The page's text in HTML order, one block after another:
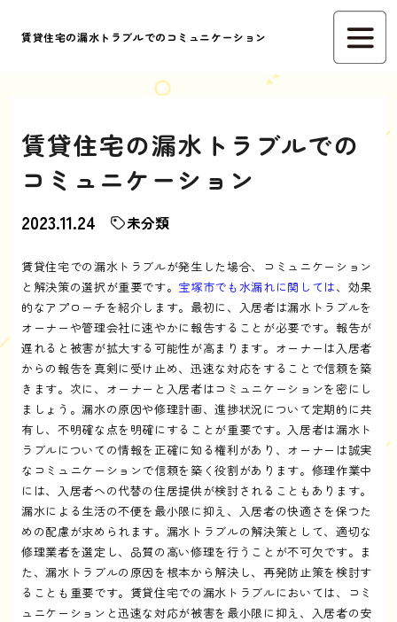
賃貸住宅の漏水トラブルでのコミュニケーション
賃貸住宅の漏水トラブルでの
コミュニケーション
2023.11.24 未分類
賃貸住宅での漏水トラブルが発生した場合、コミュニケーション
と解決策の選択が重要です。 宝塚市でも水漏れに関しては、効果
的なアプローチを紹介します。最初に、入居者は漏水トラブルを
オーナーや管理会社に速やかに報告することが必要です。報告が
遅れると被害が拡大する可能性が高まります。オーナーは入居者
からの報告を真剣に受け止め、迅速な対応をすることで信頼を築
きます。次に、オーナーと入居者はコミュニケーションを密にし
ましょう。漏水の原因や修理計画、進捗状況について定期的に共
有し、不明確な点を明確にすることが重要です。入居者は漏水ト
ラブルについての情報を正確に知る権利があり、オーナーは誠実
なコミュニケーションで信頼を築く役割があります。修理作業中
には、入居者への代替の住居提供が検討されることもあります。
漏水による生活の不便を最小限に抑え、入居者の快適さを保つた
めの配慮が求められます。漏水トラブルの解決策として、適切な
修理業者を選定し、品質の高い修理を行うことが不可欠です。ま
た、漏水トラブルの原因を根本から解決し、再発防止策を検討す
ることも重要です。賃貸住宅での漏水トラブルにおいては、コミ
ュニケーションと迅速な対応が被害を最小限に抑え、入居者の安